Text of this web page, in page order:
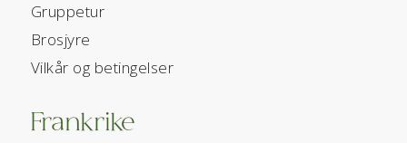
Gruppetur
Brosjyre
Vilkår og betingelser
Frankrike